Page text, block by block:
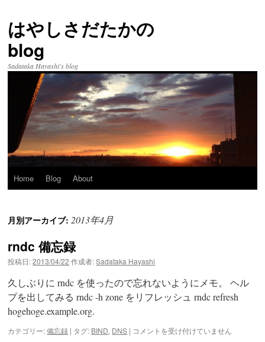
はやしさだたかの
blog
Sadataka Hayashi's blog
コ
テ
ン
ツ
へ
ス
キ
Home Blog About
月別アーカイブ: 2013年4月
rndc 備忘録
投稿日: 2013/04/22 作成者: Sadataka Hayashi
久しぶりに rndc を使ったので忘れないようにメモ。 ヘル
プを出してみる rndc -h zone をリフレッシュ rndc refresh
hogehoge.example.org.
カテゴリー: 備忘録 | タグ: BIND, DNS | rndc
コメントを受け付けていません